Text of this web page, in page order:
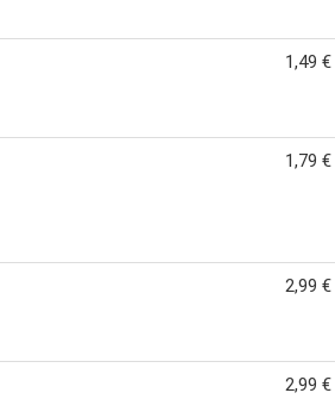
1,49 €
1,79 €
2,99 €
2,99 €